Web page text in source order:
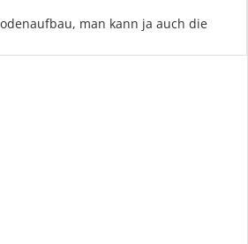
man kann ja auch die